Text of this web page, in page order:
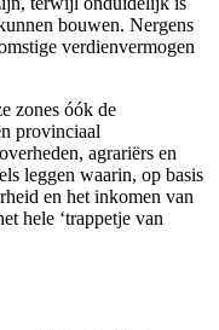
bouwen. Nergens
verdienvermogen
zones óók de
provinciaal
agrariërs en
leggen waarin, op basis
en het inkomen van
hele ‘trappetje van